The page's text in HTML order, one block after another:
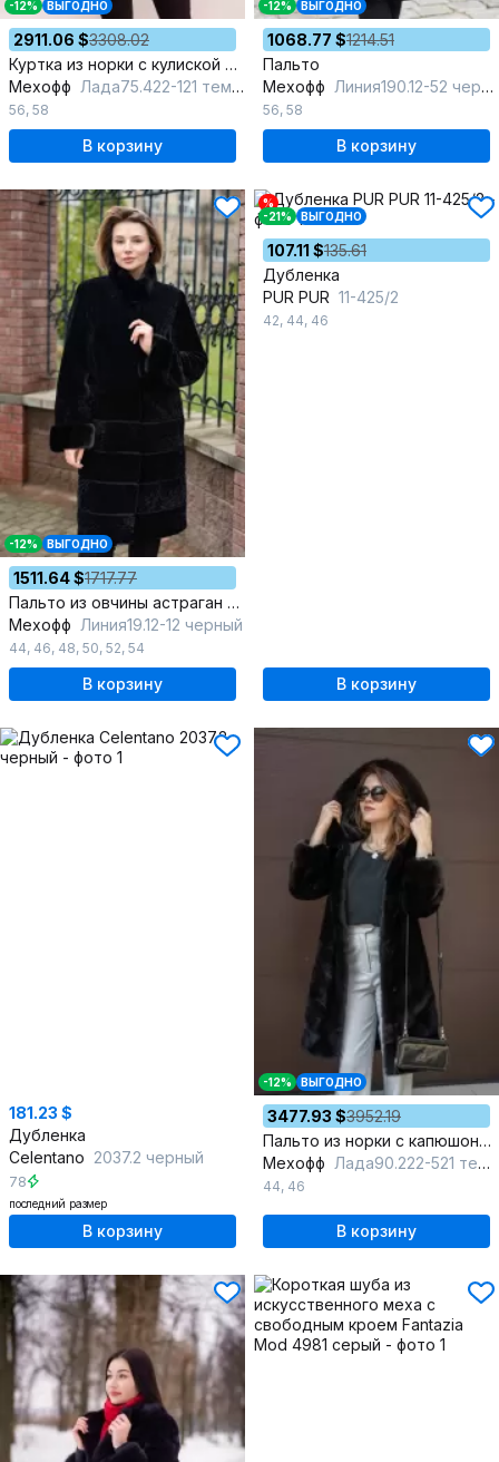
-12% ВЫГОДНО
2911.06 $3308.02
Куртка из норки с кулиской и плечевыми накладками
Мехофф Лада75.422-121 темный_соболь
56, 58
В корзину
-12% ВЫГОДНО
1068.77 $1214.51
Пальто
Мехофф Линия190.12-52 черный
56, 58
В корзину
-12% ВЫГОДНО
1511.64 $1717.77
Пальто из овчины астраган с норковой опушкой и воротником
Мехофф Линия19.12-12 черный
44, 46, 48, 50, 52, 54
В корзину
%
-21%
ВЫГОДНО
107.11 $135.61
Дубленка
PUR PUR 11-425/2
42, 44, 46
В корзину
181.23 $
Дубленка
Celentano 2037.2 черный
78
последний размер
В корзину
-12% ВЫГОДНО
3477.93 $3952.19
Пальто из норки с капюшоном и кулиской-90 см
Мехофф Лада90.222-521 темно-коричневый
44, 46
В корзину